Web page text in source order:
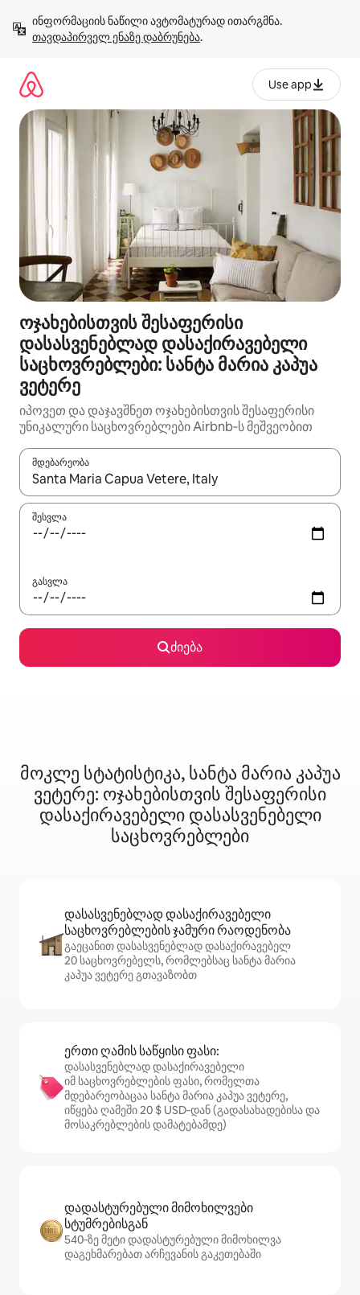
გადასვლა
თავდაპირველ ენაზე დაბრუნება.
Use app
ოჯახებისთვის შესაფერისი
დასასვენებლად დასაქირავებელი
საცხოვრებლები: სანტა მარია კაპუა
ვეტერე
იპოვეთ და დაჯავშნეთ ოჯახებისთვის შესაფერისი
უნიკალური საცხოვრებლები Airbnb‑ს მეშვეობით
მდებარეობა
როცა შედეგები ხელმისაწვდომი გახდება, ნავიგაციისთვის
შესვლა
გასვლა
ძიება
მოკლე სტატისტიკა, სანტა მარია კაპუა
ვეტერე: ოჯახებისთვის შესაფერისი
დასაქირავებელი დასასვენებელი
საცხოვრებლები
დასასვენებლად დასაქირავებელი
საცხოვრებლების ჯამური რაოდენობა
გაეცანით დასასვენებლად დასაქირავებელ
20 საცხოვრებელს, რომლებსაც სანტა მარია
კაპუა ვეტერე გთავაზობთ
ერთი ღამის საწყისი ფასი:
დასასვენებლად დასაქირავებელი
იმ საცხოვრებლების ფასი, რომელთა
მდებარეობაცაა სანტა მარია კაპუა ვეტერე,
იწყება ღამეში 20 $ USD‑დან (გადასახადებისა და
მოსაკრებლების დამატებამდე)
დადასტურებული მიმოხილვები
სტუმრებისგან
540‑ზე მეტი დადასტურებული მიმოხილვა
დაგეხმარებათ არჩევანის გაკეთებაში